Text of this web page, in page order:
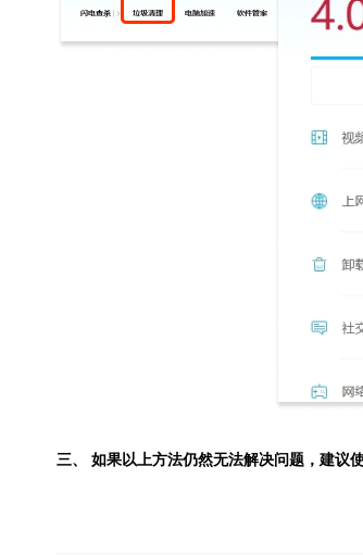
三、 如果以上方法仍然无法解决问题，建议